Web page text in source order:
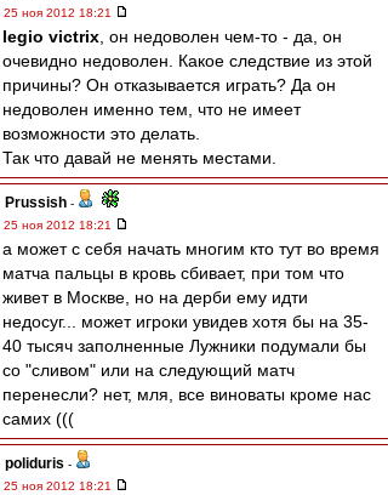
25 ноя 2012 18:21
legio victrix , он недоволен чем-то - да, он
очевидно недоволен. Какое следствие из этой
причины? Он отказывается играть? Да он
недоволен именно тем, что не имеет
возможности это делать.
Так что давай не менять местами.
Prussish -
25 ноя 2012 18:21
а может с себя начать многим кто тут во время
матча пальцы в кровь сбивает, при том что
живет в Москве, но на дерби ему идти
недосуг... может игроки увидев хотя бы на 35-
40 тысяч заполненные Лужники подумали бы
со "сливом" или на следующий матч
перенесли? нет, мля, все виноваты кроме нас
самих (((
poliduris -
25 ноя 2012 18:21